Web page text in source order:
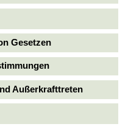
Gesetzen
Außerkrafttreten